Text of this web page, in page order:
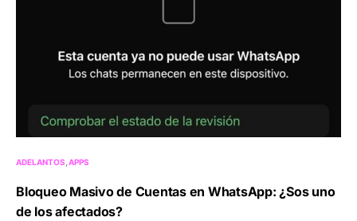
ADELANTOS APPS
Bloqueo Masivo de Cuentas en WhatsApp: ¿Sos uno
de los afectados?